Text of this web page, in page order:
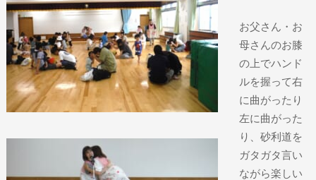
お父さん・お
母さんのお膝
の上でハンド
ルを握って右
に曲がったり
左に曲がった
り、砂利道を
ガタガタ言い
ながら楽しい